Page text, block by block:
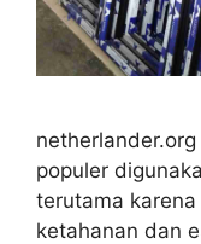
populer
terutama
ketahanan dan